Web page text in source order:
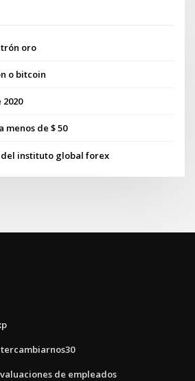
oro
o bitcoin
menos de $ 50
instituto global forex
de empleados